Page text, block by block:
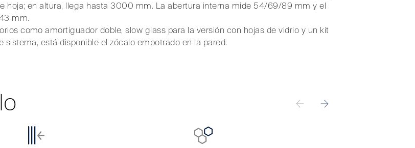
hoja; en altura, llega hasta 3000 mm. La abertura interna mide 54/69/89 mm y el
mm.
como amortiguador doble, slow glass para la versión con hojas de vidrio y un kit
está disponible el zócalo empotrado en la pared.